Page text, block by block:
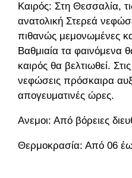
Καιρός: Στη Θεσσαλία,
ανατολική Στερεά
πιθανώς μεμονωμένες
Βαθμιαία τα φαινόμενα
καιρός θα βελτιωθεί.
νεφώσεις πρόσκαιρα
απογευματινές ώρες.
Ανεμοι: Από βόρειες
Θερμοκρασία: Από 06